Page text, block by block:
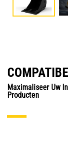
Maximaliseer Uw
Producten